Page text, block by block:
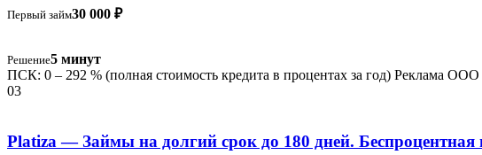
Первый займ30 000 ₽
Решение5 минут
ПСК: 0 – 292 % (полная стоимость кредита в процентах за год) Реклама ООО
03
Platiza — Займы на долгий срок до 180 дней. Беспроцентная